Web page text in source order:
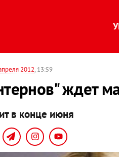
2012, 13:59
ждет
в конце июня